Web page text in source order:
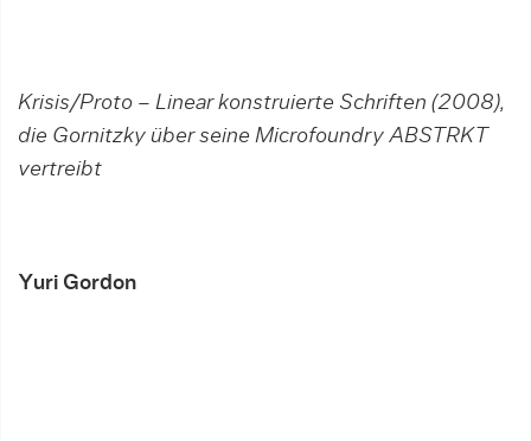
Krisis/Proto – Linear konstruierte Schriften (2008),
die Gornitzky über seine Microfoundry ABSTRKT
vertreibt
Yuri Gordon